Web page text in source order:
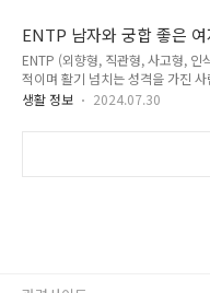
를 위한 실천 방법까지 알려드리
차를 클릭하면 해당 글로 이동됩니
면 국내 50대 여성의 당뇨병 유병
명 중 1~2명꼴로 당뇨를 앓고 있습
한 증상이 없거나 사소한 변화로
다. 몸이 보내는 작은 경고를 무시
이 큽니다. 그렇다면 50대 여성에
ENTP 남자와 궁합 좋은
특징과 장점, 연애스타일
ENTP (외향형, 직관형, 사고형, 인
적이며 활기 넘치는 성격을 가진
로운 아이디어를 탐구하고 변화를
니다. ※ 목차 ※아래 목차를 클릭
생활 정보 2024.07.30